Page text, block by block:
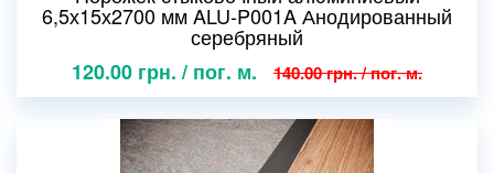
6,5х15х2700 мм ALU-P001A Анодированный
серебряный
120.00 грн. / пог. м.
140.00 грн. / пог. м.